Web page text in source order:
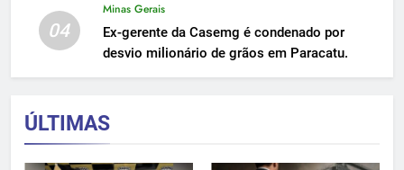
04
Minas Gerais
Ex-gerente da Casemg é condenado por
desvio milionário de grãos em Paracatu.
ÚLTIMAS